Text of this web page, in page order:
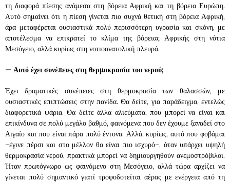
τη διαφορά πίεσης ανάμεσα στη βόρεια Αφρική και τη βόρεια Ευρώπη.
Αυτό σημαίνει ότι η πίεση γίνεται πιο συχνά θετική στη βόρεια Αφρική,
άρα μεταφέρεται ουσιαστικά πολύ περισσότερη υγρασία και σκόνη, με
αποτέλεσμα να επικρατεί το κλίμα της βόρειας Αφρικής στη νότια
Μεσόγειο, αλλά κυρίως στη νοτιοανατολική πλευρά.
— Αυτό έχει συνέπειες στη θερμοκρασία του νερού;
Έχει δραματικές συνέπειες στη θερμοκρασία των θαλασσών, με
ουσιαστικές επιπτώσεις στην πανίδα. Θα δείτε, για παράδειγμα, εντελώς
διαφορετικά ψάρια. Θα δείτε άλλα αλιεύματα, που μπορεί να είναι και
επικίνδυνα σε πολύ μεγάλο βαθμό, φαινόμενα που δεν έχουμε ξαναδεί στο
Αιγαίο και που είναι πάρα πολύ έντονα. Αλλά, κυρίως, αυτό που φοβάμαι
–έγινε πέρσι και στο μέλλον θα είναι πιο ισχυρό–, όταν υπάρχει υψηλή
θερμοκρασία νερού, πρακτικά μπορεί να δημιουργηθούν ανεμοστρόβιλοι.
Ήταν πρωτόγνωρο ως φαινόμενο στη Μεσόγειο, αλλά τώρα αρχίζει να
γίνεται πολύ σημαντικό γιατί τροφοδοτείται αέρας με ενέργεια από τη